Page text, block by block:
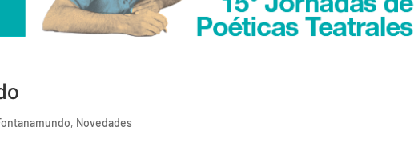
, Novedades